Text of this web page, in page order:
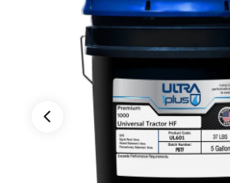
DISTRIBUIDORES
CONTACTO